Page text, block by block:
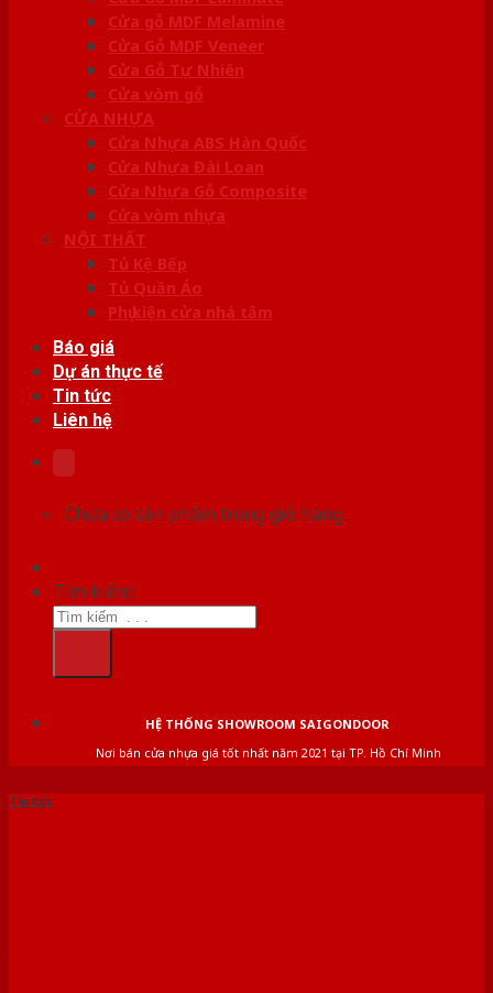
Cửa gỗ MDF Melamine
Cửa Gỗ MDF Veneer
Cửa Gỗ Tự Nhiên
Cửa vòm gỗ
CỬA NHỰA
Cửa Nhựa ABS Hàn Quốc
Cửa Nhựa Đài Loan
Cửa Nhựa Gỗ Composite
Cửa vòm nhựa
NỘI THẤT
Tủ Kệ Bếp
Tủ Quần Áo
Phụ kiện cửa nhà tắm
Báo giá
Dự án thực tế
Tin tức
Liên hệ
Chưa có sản phẩm trong giỏ hàng.
Tìm kiếm:
HỆ THỐNG SHOWROOM SAIGONDOOR
Nơi bán cửa nhựa giá tốt nhất năm 2021 tại TP. Hồ Chí Minh
Tin tức